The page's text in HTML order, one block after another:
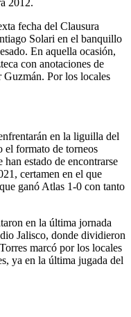
2012.
fecha del Clausura
Solari en el banquillo
En aquella ocasión,
con anotaciones de
Por los locales
en la liguilla del
el formato de torneos
estado de encontrarse
certamen en el que
ganó Atlas 1-0 con tanto
en la última jornada
Jalisco, donde dividieron
marcó por los locales
ya en la última jugada del